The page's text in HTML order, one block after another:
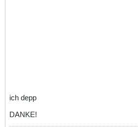
ich depp
DANKE!